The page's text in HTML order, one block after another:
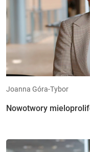
Joanna Góra-Tybor
Nowotwory